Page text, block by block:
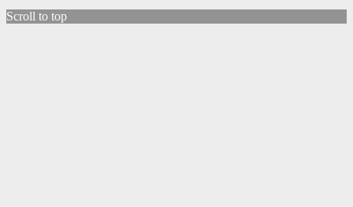
Scroll to top